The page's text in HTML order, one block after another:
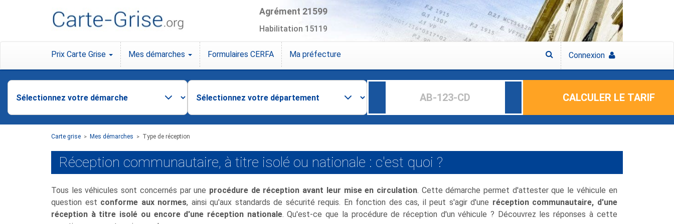
Agrément 21599
Habilitation 15119
Prix Carte Grise Mes démarches Formulaires CERFA Ma préfecture Connexion
CALCULER LE TARIF
Carte grise > Mes démarches > Type de réception
Réception communautaire, à titre isolé ou nationale : c'est quoi ?
Tous les véhicules sont concernés par une procédure de réception avant leur mise en circulation. Cette démarche permet d'attester que le véhicule en
question est conforme aux normes, ainsi qu'aux standards de sécurité requis. En fonction des cas, il peut s'agir d'une réception communautaire, d'une
réception à titre isolé ou encore d'une réception nationale. Qu'est-ce que la procédure de réception d'un véhicule ? Découvrez les réponses à cette